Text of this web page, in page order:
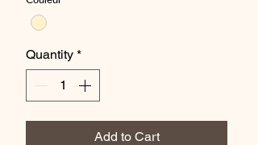
Quantity *
Add to Cart